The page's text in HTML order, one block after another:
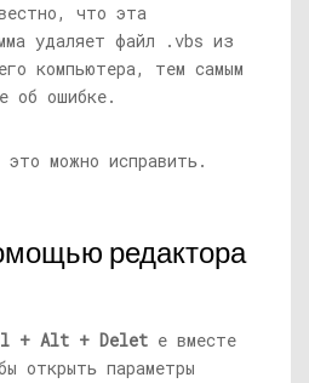
что эта
удаляет файл .vbs из
компьютера, тем самым
об ошибке.
можно исправить.
редактора
+ Alt + Delet e вместе
открыть параметры